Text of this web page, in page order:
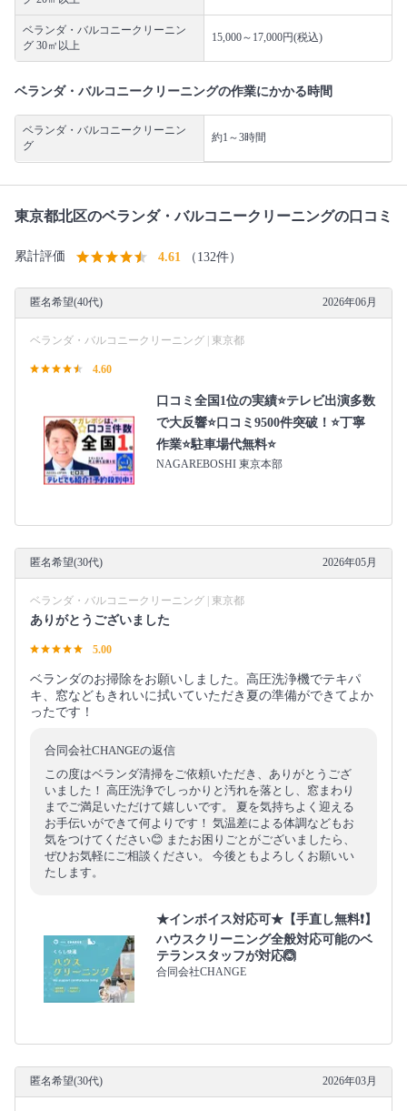
ベランダ・バルコニークリーニン
グ 30㎡以上
15,000～17,000円(税込)
ベランダ・バルコニークリーニングの作業にかかる時間
ベランダ・バルコニークリーニン
グ
約1～3時間
東京都北区のベランダ・バルコニークリーニングの口コミ
累計評価 4.61 （132件）
匿名希望(40代) 2026年06月
ベランダ・バルコニークリーニング | 東京都
4.60
口コミ全国1位の実績⭐テレビ出演多数
で大反響⭐口コミ9500件突破！⭐丁寧
作業⭐駐車場代無料⭐
NAGAREBOSHI 東京本部
匿名希望(30代) 2026年05月
ベランダ・バルコニークリーニング | 東京都
ありがとうございました
5.00
ベランダのお掃除をお願いしました。高圧洗浄機でテキパ
キ、窓などもきれいに拭いていただき夏の準備ができてよか
ったです！
合同会社CHANGEの返信
この度はベランダ清掃をご依頼いただき、ありがとうござ
いました！ 高圧洗浄でしっかりと汚れを落とし、窓まわり
までご満足いただけて嬉しいです。 夏を気持ちよく迎える
お手伝いができて何よりです！ 気温差による体調などもお
気をつけてください😊 またお困りごとがございましたら、
ぜひお気軽にご相談ください。 今後ともよろしくお願いい
たします。
★インボイス対応可★【手直し無料❗️】
ハウスクリーニング全般対応可能のベ
テランスタッフが対応🙆
合同会社CHANGE
匿名希望(30代) 2026年03月